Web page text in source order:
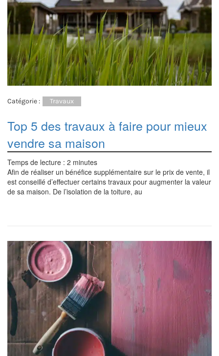
Catégorie : Travaux
Top 5 des travaux à faire pour mieux
vendre sa maison
Temps de lecture : 2 minutes
Afin de réaliser un bénéfice supplémentaire sur le prix de vente, il
est conseillé d’effectuer certains travaux pour augmenter la valeur
de sa maison. De l’isolation de la toiture, au